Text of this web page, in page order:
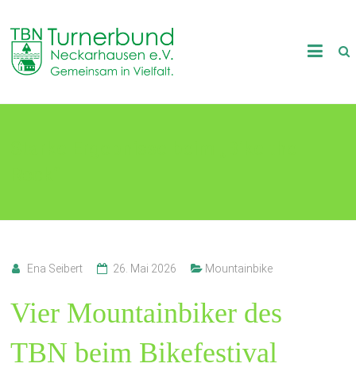
content
TB
Neckarhausen
Ena Seibert 26. Mai 2026 Mountainbike
Vier Mountainbiker des
TBN beim Bikefestival